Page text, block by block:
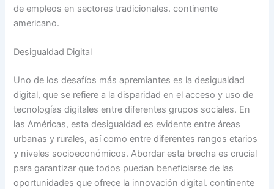
de empleos en sectores tradicionales. continente
americano.
Desigualdad Digital
Uno de los desafíos más apremiantes es la desigualdad
digital, que se refiere a la disparidad en el acceso y uso de
tecnologías digitales entre diferentes grupos sociales. En
las Américas, esta desigualdad es evidente entre áreas
urbanas y rurales, así como entre diferentes rangos etarios
y niveles socioeconómicos. Abordar esta brecha es crucial
para garantizar que todos puedan beneficiarse de las
oportunidades que ofrece la innovación digital. continente